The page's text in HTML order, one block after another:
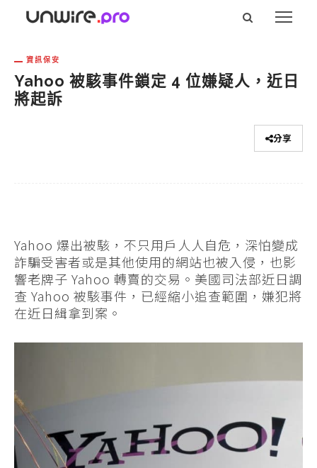
資訊保安
Yahoo 被駭事件鎖定 4 位嫌疑人，近日
將起訴
分享
Yahoo 爆出被駭，不只用戶人人自危，深怕變成
詐騙受害者或是其他使用的網站也被入侵，也影
響老牌子 Yahoo 轉賣的交易。美國司法部近日調
查 Yahoo 被駭事件，已經縮小追查範圍，嫌犯將
在近日緝拿到案。